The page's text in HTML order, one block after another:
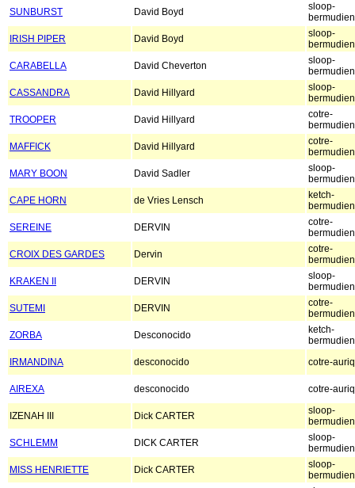
SUNBURST
David Boyd
sloop-
bermudien
IRISH PIPER
David Boyd
sloop-
bermudien
CARABELLA
David Cheverton
sloop-
bermudien
CASSANDRA
David Hillyard
sloop-
bermudien
TROOPER
David Hillyard
cotre-
bermudien
MAFFICK
David Hillyard
cotre-
bermudien
MARY BOON
David Sadler
sloop-
bermudien
CAPE HORN
de Vries Lensch
ketch-
bermudien
SEREINE
DERVIN
cotre-
bermudien
CROIX DES GARDES
Dervin
cotre-
bermudien
KRAKEN II
DERVIN
sloop-
bermudien
SUTEMI
DERVIN
cotre-
bermudien
ZORBA
Desconocido
ketch-
bermudien
IRMANDINA
desconocido cotre-
AIREXA desconocido cotre-
IZENAH III Dick CARTER
sloop-
bermudien
SCHLEMM
DICK CARTER
sloop-
bermudien
MISS HENRIETTE
Dick CARTER
sloop-
bermudien